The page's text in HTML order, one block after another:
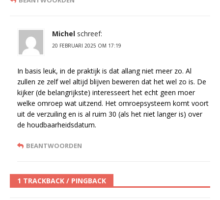
Michel schreef:
20 FEBRUARI 2025 OM 17:19
In basis leuk, in de praktijk is dat allang niet meer zo. Al
zullen ze zelf wel altijd blijven beweren dat het wel zo is. De
kijker (de belangrijkste) interesseert het echt geen moer
welke omroep wat uitzend. Het omroepsysteem komt voort
uit de verzuiling en is al ruim 30 (als het niet langer is) over
de houdbaarheidsdatum.
BEANTWOORDEN
1 TRACKBACK / PINGBACK